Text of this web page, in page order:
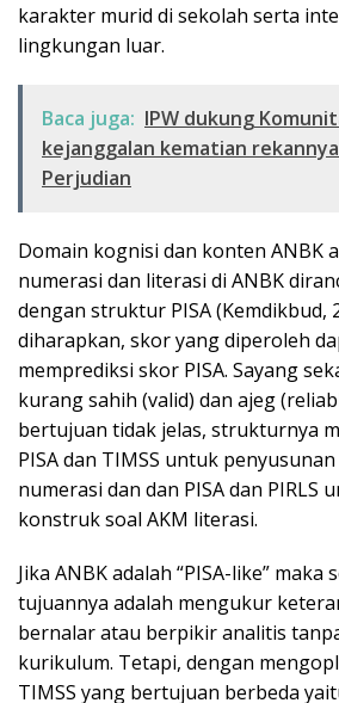
karakter murid di sekolah serta
lingkungan luar.
Baca juga: IPW dukung
kejanggalan kematian
Perjudian
Domain kognisi dan konten ANBK
numerasi dan literasi di ANBK
dengan struktur PISA (Kemdikbud,
diharapkan, skor yang diperoleh
memprediksi skor PISA. Sayang
kurang sahih (valid) dan ajeg
bertujuan tidak jelas, strukturnya
PISA dan TIMSS untuk
numerasi dan dan PISA dan PIRLS
konstruk soal AKM literasi.
Jika ANBK adalah “PISA-like” maka
tujuannya adalah mengukur
bernalar atau berpikir analitis
kurikulum. Tetapi, dengan
TIMSS yang bertujuan berbeda